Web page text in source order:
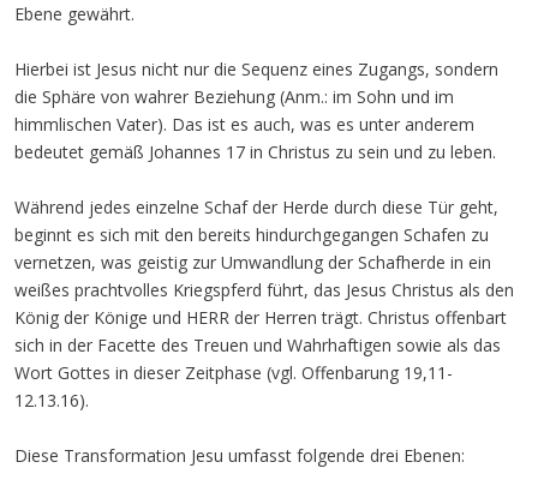
Ebene gewährt.
Hierbei ist Jesus nicht nur die Sequenz eines Zugangs, sondern
die Sphäre von wahrer Beziehung (Anm.: im Sohn und im
himmlischen Vater). Das ist es auch, was es unter anderem
bedeutet gemäß Johannes 17 in Christus zu sein und zu leben.
Während jedes einzelne Schaf der Herde durch diese Tür geht,
beginnt es sich mit den bereits hindurchgegangen Schafen zu
vernetzen, was geistig zur Umwandlung der Schafherde in ein
weißes prachtvolles Kriegspferd führt, das Jesus Christus als den
König der Könige und HERR der Herren trägt. Christus offenbart
sich in der Facette des Treuen und Wahrhaftigen sowie als das
Wort Gottes in dieser Zeitphase (vgl. Offenbarung 19,11-
12.13.16).
Diese Transformation Jesu umfasst folgende drei Ebenen: